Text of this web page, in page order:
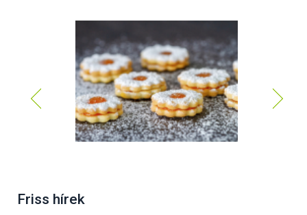
Friss hírek